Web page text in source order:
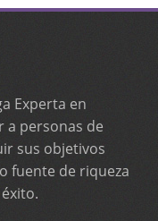
Experta en
a personas de
sus objetivos
fuente de riqueza